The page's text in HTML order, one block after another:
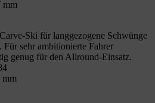
mm
Ski für langgezogene Schwünge
sehr ambitionierte Fahrer
genug für den Allround-Einsatz.
mm